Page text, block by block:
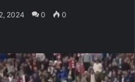
2024 0 0